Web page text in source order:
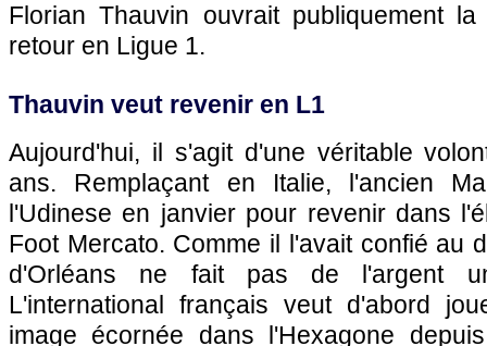
Florian Thauvin ouvrait publiquement
retour en Ligue 1.
Thauvin veut revenir en L1
Aujourd'hui, il s'agit d'une véritable
ans. Remplaçant en Italie, l'ancien
l'Udinese en janvier pour revenir dans
Foot Mercato. Comme il l'avait confié au
d'Orléans ne fait pas de l'argent
L'international français veut d'abord
image écornée dans l'Hexagone